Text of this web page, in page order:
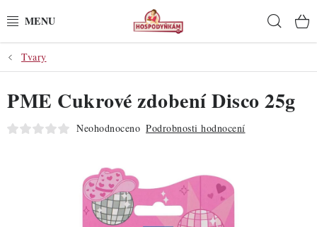
na
POTŘEBY
POMŮCKY
SUROVINY
Tvary
PME Cukrové zdobení Disco 25g
Neohodnoceno Podrobnosti hodnocení